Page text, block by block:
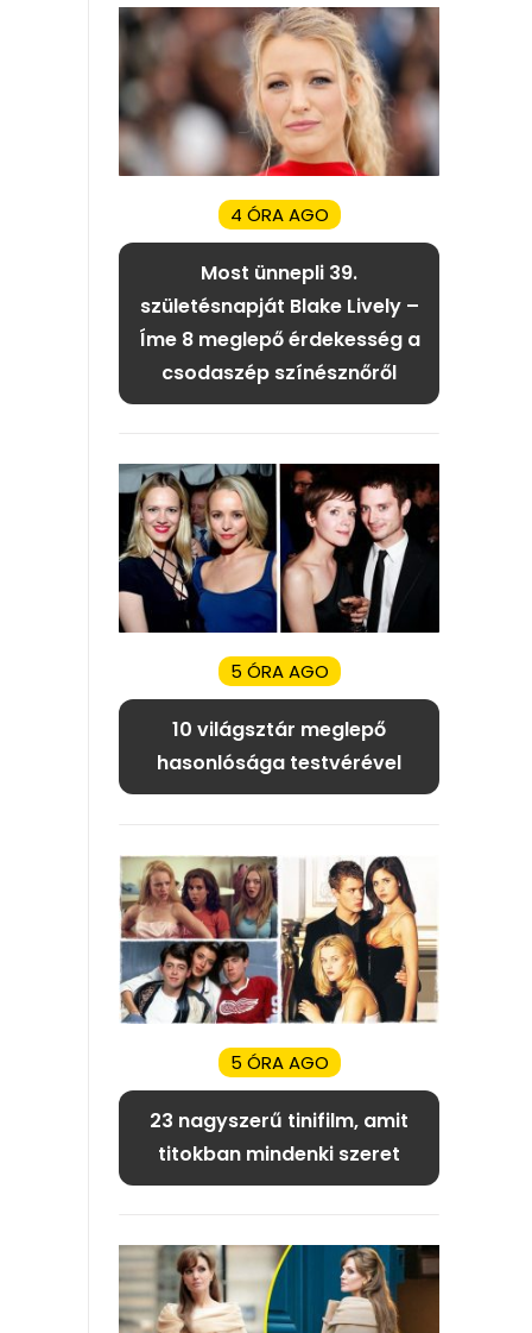
4 ÓRA AGO
Most ünnepli 39.
születésnapját Blake Lively –
Íme 8 meglepő érdekesség a
csodaszép színésznőről
5 ÓRA AGO
10 világsztár meglepő
hasonlósága testvérével
5 ÓRA AGO
23 nagyszerű tinifilm, amit
titokban mindenki szeret